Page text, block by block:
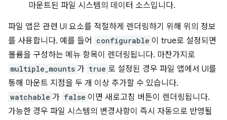
마운트된 파일 시스템의 데이터 소스입니다.
파일 앱은 관련 UI 요소를 적절하게 렌더링하기 위해 위의 정보
를 사용합니다. 예를 들어
configurable 이 true로 설정되면
볼륨을 구성하는 메뉴 항목이 렌더링됩니다. 마찬가지로
multiple_mounts 가 true 로 설정된 경우 파일 앱에서 UI를
통해 마운트 지점을 두 개 이상 추가할 수 있습니다.
watchable 가 false 이면 새로고침 버튼이 렌더링됩니다.
가능한 경우 파일 시스템의 변경사항이 즉시 자동으로 반영될